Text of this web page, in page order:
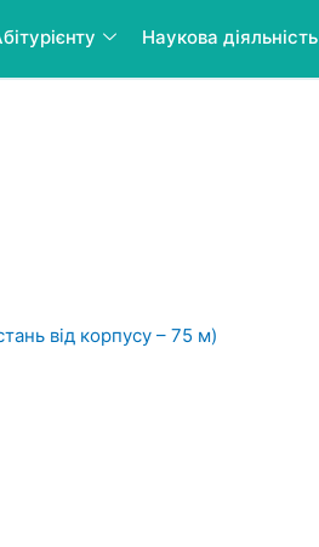
Наукова діяльність
від корпусу – 75 м)